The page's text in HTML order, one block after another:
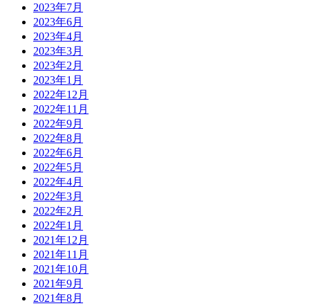
2023年7月
2023年6月
2023年4月
2023年3月
2023年2月
2023年1月
2022年12月
2022年11月
2022年9月
2022年8月
2022年6月
2022年5月
2022年4月
2022年3月
2022年2月
2022年1月
2021年12月
2021年11月
2021年10月
2021年9月
2021年8月